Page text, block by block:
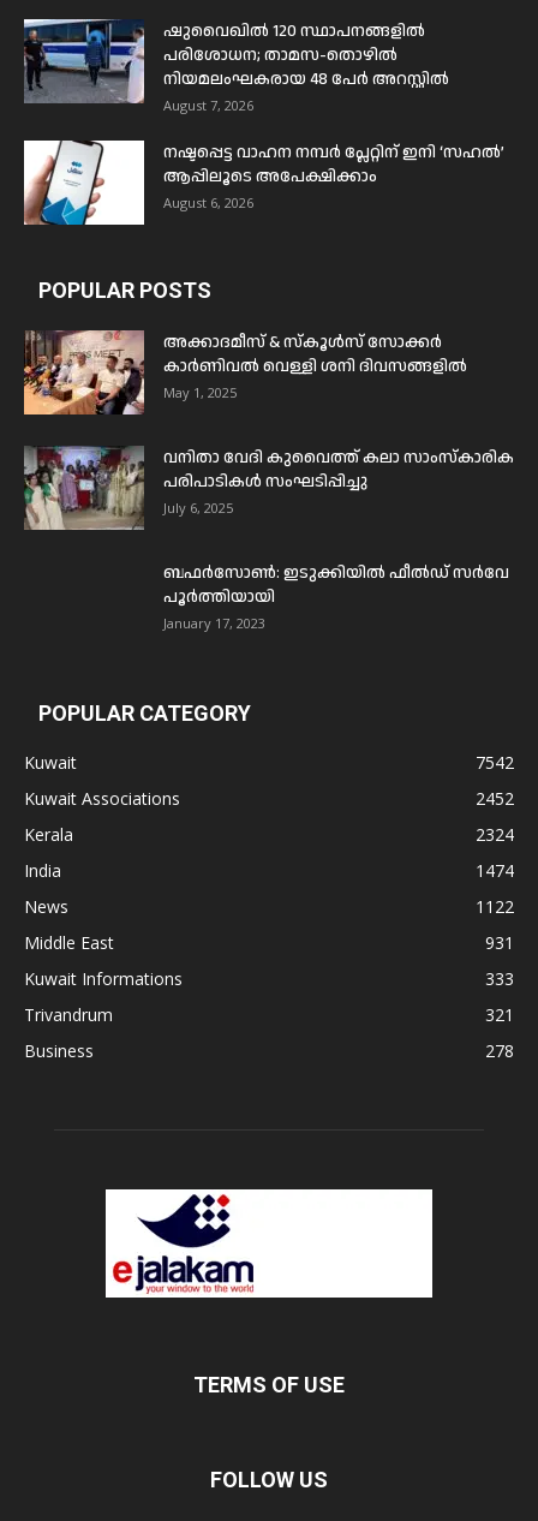
ഷുവൈഖിൽ 120 സ്ഥാപനങ്ങളിൽ
പരിശോധന; താമസ-തൊഴിൽ
നിയമലംഘകരായ 48 പേർ അറസ്റ്റിൽ
August 7, 2026
നഷ്ടപ്പെട്ട വാഹന നമ്പർ പ്ലേറ്റിന് ഇനി ‘സഹൽ’
ആപ്പിലൂടെ അപേക്ഷിക്കാം
August 6, 2026
POPULAR POSTS
അക്കാദമീസ് & സ്കൂൾസ് സോക്കർ
കാർണിവൽ വെള്ളി ശനി ദിവസങ്ങളിൽ
May 1, 2025
വനിതാ വേദി കുവൈത്ത് കലാ സാംസ്കാരിക
പരിപാടികൾ സംഘടിപ്പിച്ചു
July 6, 2025
ബഫര്‍സോണ്‍: ഇടുക്കിയില്‍ ഫീല്‍ഡ് സര്‍വേ
പൂര്‍ത്തിയായി
January 17, 2023
POPULAR CATEGORY
Kuwait
7542
Kuwait Associations
2452
Kerala
2324
India
1474
News
1122
Middle East
931
Kuwait Informations
333
Trivandrum
321
Business
278
TERMS OF USE
FOLLOW US